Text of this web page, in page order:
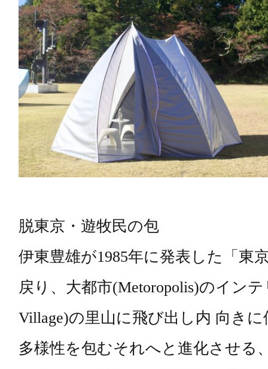
脱東京・遊牧民の包
伊東豊雄が1985年に発表した「東
戻り、大都市(Metoropolis)のイン
Village)の里山に飛び出し内 向き
多様性を包むそれへと進化させる